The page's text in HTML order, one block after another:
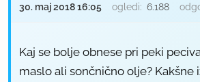
30. maj 2018 16:05 ogledi: 6.188
Kaj se bolje obnese pri peki
maslo ali sončnično olje? Kakšne